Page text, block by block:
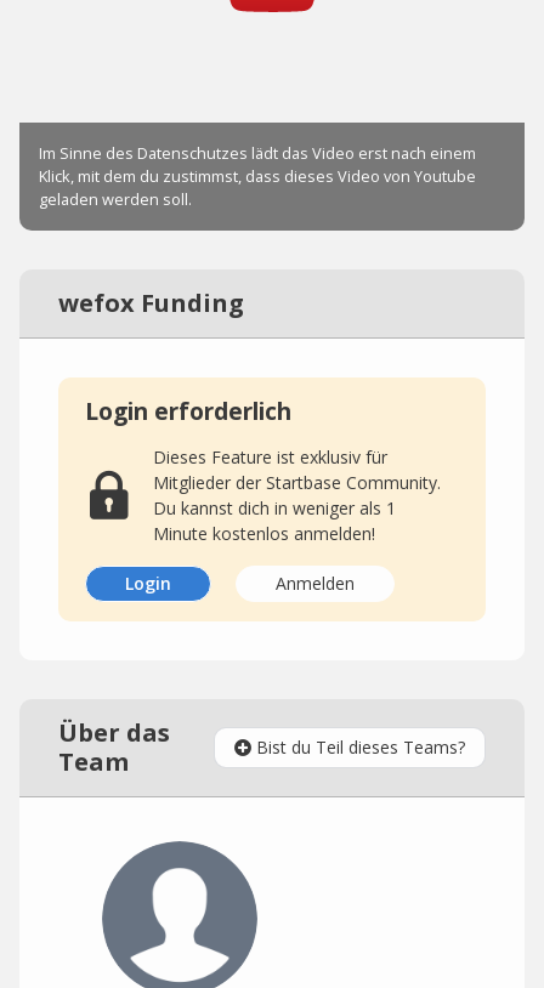
wefox Funding
Login erforderlich
Dieses Feature ist exklusiv für
Mitglieder der Startbase Community.
Du kannst dich in weniger als 1
Minute kostenlos anmelden!
Login Anmelden
Über das
Team
Bist du Teil dieses Teams?